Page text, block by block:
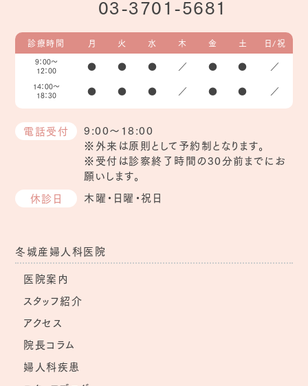
03-3701-5681
診療時間 月 火 水 木 金 土 日/祝
9：00～
12：00
● ● ● ／ ● ● ／
14：00～
18：30
● ● ● ／ ● ● ／
電話受付
9:00～18:00
※外来は原則として予約制となります。
※受付は診察終了時間の30分前までにお
願いします。
休診日
木曜・日曜・祝日
冬城産婦人科医院
医院案内
スタッフ紹介
アクセス
院長コラム
婦人科疾患